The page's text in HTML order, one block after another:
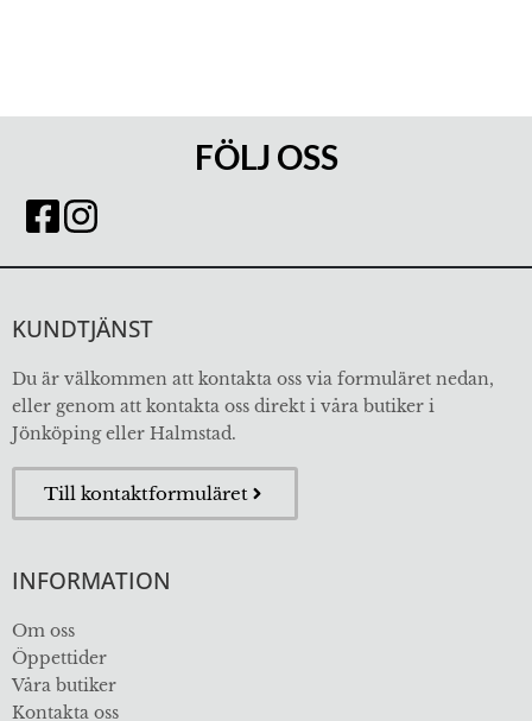
FÖLJ OSS
KUNDTJÄNST
Du är välkommen att kontakta oss via formuläret nedan,
eller genom att kontakta oss direkt i våra butiker i
Jönköping eller Halmstad.
Till kontaktformuläret
INFORMATION
Om oss
Öppettider
Våra butiker
Kontakta oss